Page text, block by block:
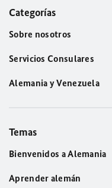
Categorías
Sobre nosotros
Servicios Consulares
Alemania y Venezuela
Temas
Bienvenidos a Alemania
Aprender alemán